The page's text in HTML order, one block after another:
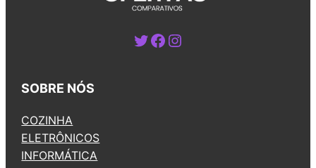
Twitter Facebook Instagram
SOBRE NÓS
COZINHA
ELETRÔNICOS
INFORMÁTICA